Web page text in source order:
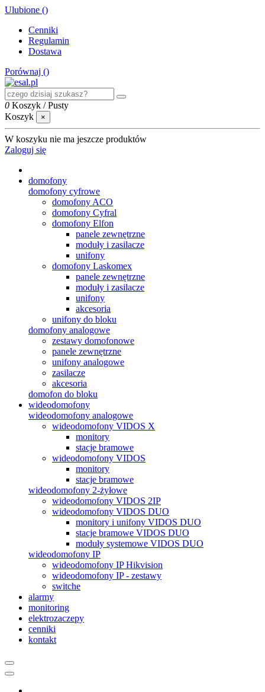
Ulubione ()
Cenniki
Regulamin
Dostawa
Porównaj ()
0 Koszyk /Pusty
Koszyk
×
W koszyku nie ma jeszcze produktów
Zaloguj się
domofony
domofony cyfrowe
domofony ACO
domofony Cyfral
domofony Elfon
panele zewnętrzne
moduły i zasilacze
unifony
domofony Laskomex
panele zewnętrzne
moduły i zasilacze
unifony
akcesoria
unifony do bloku
domofony analogowe
zestawy domofonowe
panele zewnętrzne
unifony analogowe
zasilacze
akcesoria
domofon do bloku
wideodomofony
wideodomofony analogowe
wideodomofony VIDOS X
monitory
stacje bramowe
wideodomofony VIDOS
monitory
stacje bramowe
wideodomofony 2-żyłowe
wideodomofony VIDOS 2IP
wideodomofony VIDOS DUO
monitory i unifony VIDOS DUO
stacje bramowe VIDOS DUO
moduły systemowe VIDOS DUO
wideodomofony IP
wideodomofony IP Hikvision
wideodomofony IP - zestawy
switche
alarmy
monitoring
elektrozaczepy
cenniki
kontakt